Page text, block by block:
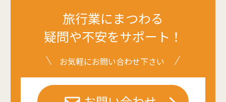
旅行業にまつわる
疑問や不安をサポート！
お気軽にお問い合わせ下さい